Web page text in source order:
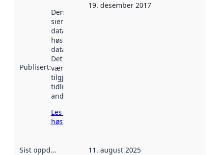
Publisert:
Denne datoen
sier når
datasettet ble
høstet av
data.norge.no.
Det kan ha
vært
tilgjengelig
tidligere
andre steder.
Les mer om
høsting her
19. desember 2017
Sist oppdatert 11. august 2025